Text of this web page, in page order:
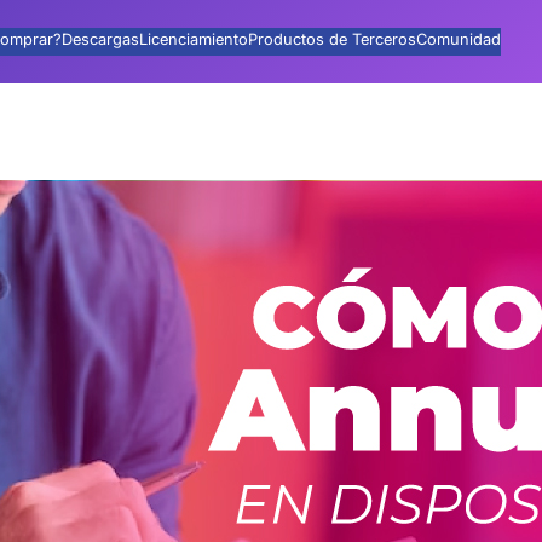
DescargasLicenciamientoProductos de TercerosComunidad